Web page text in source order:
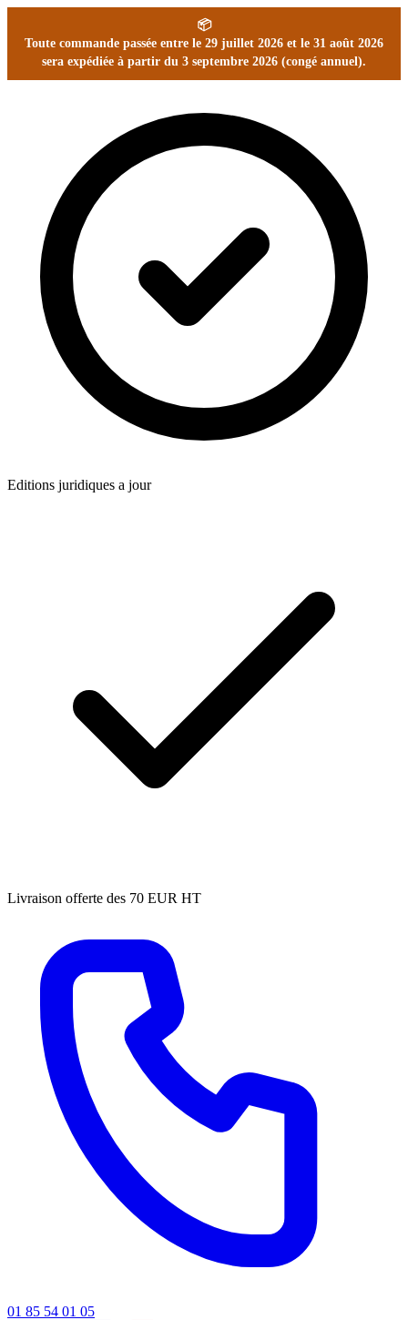
📦
Toute commande passée entre le 29 juillet 2026 et le 31 août 2026
sera expédiée à partir du 3 septembre 2026 (congé annuel).
Editions juridiques a jour
Livraison offerte des 70 EUR HT
01 85 54 01 05